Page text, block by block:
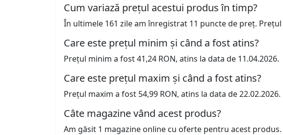
Cum variază prețul acestui produs în timp?
În ultimele 161 zile am înregistrat 11 puncte de preț.
Care este prețul minim și când a fost atins?
Prețul minim a fost 41,24 RON, atins la data de 11.04.2026.
Care este prețul maxim și când a fost atins?
Prețul maxim a fost 54,99 RON, atins la data de 22.02.2026.
Câte magazine vând acest produs?
Am găsit 1 magazine online cu oferte pentru acest produs.